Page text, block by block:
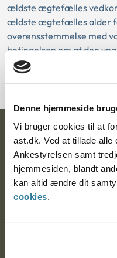
Denne hjemmeside
Vi bruger cookies til at
ast.dk. Ved at tillade
Ankestyrelsen samt
hjemmesiden, blandt
kan altid ændre dit
cookies.
ældste ægtefælles
ældste ægtefælles alder
overensstemmelse med
betingelsen om at den
yngre end 40 års
Ankestyrelsen
Postadresse:
Nytorv 7, 2. sal
9000 Aalborg